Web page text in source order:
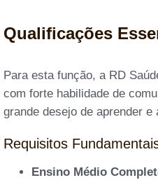
Qualificações
Para esta função, a RD
com forte habilidade de
grande desejo de aprender e
Requisitos
Ensino Médio